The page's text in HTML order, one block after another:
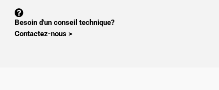
Besoin d'un conseil technique?
Contactez-nous >